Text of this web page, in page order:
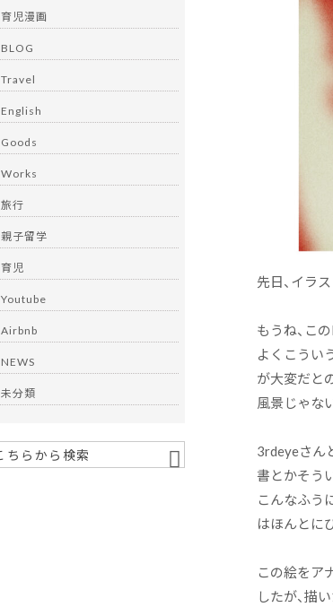
先日、イラ
もうね、こ
よくこうい
が大変だと
風景じゃな
3rdeyeさん
書とかそう
こんなふう
はほんとに
この絵をア
したが、描
育児漫画
BLOG
Travel
English
Goods
Works
旅行
親子留学
育児
Youtube
Airbnb
NEWS
未分類